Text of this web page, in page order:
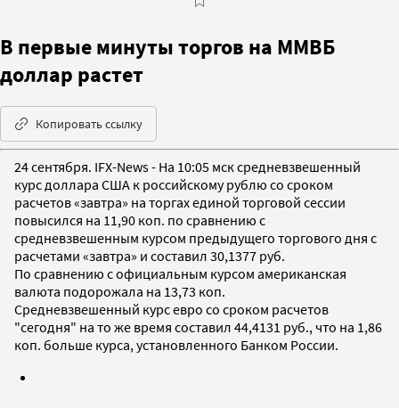
В первые минуты торгов на ММВБ
доллар растет
Копировать ссылку
24 сентября. IFX-News - На 10:05 мск средневзвешенный
курс доллара США к российскому рублю со сроком
расчетов «завтра» на торгах единой торговой сессии
повысился на 11,90 коп. по сравнению с
средневзвешенным курсом предыдущего торгового дня с
расчетами «завтра» и составил 30,1377 руб.
По сравнению с официальным курсом американская
валюта подорожала на 13,73 коп.
Средневзвешенный курс евро со сроком расчетов
"сегодня" на то же время составил 44,4131 руб., что на 1,86
коп. больше курса, установленного Банком России.